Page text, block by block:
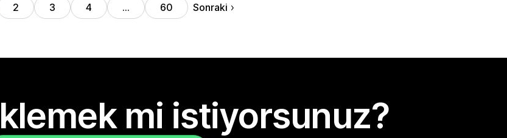
2 3 4 … 60 Sonraki
mi istiyorsunuz?